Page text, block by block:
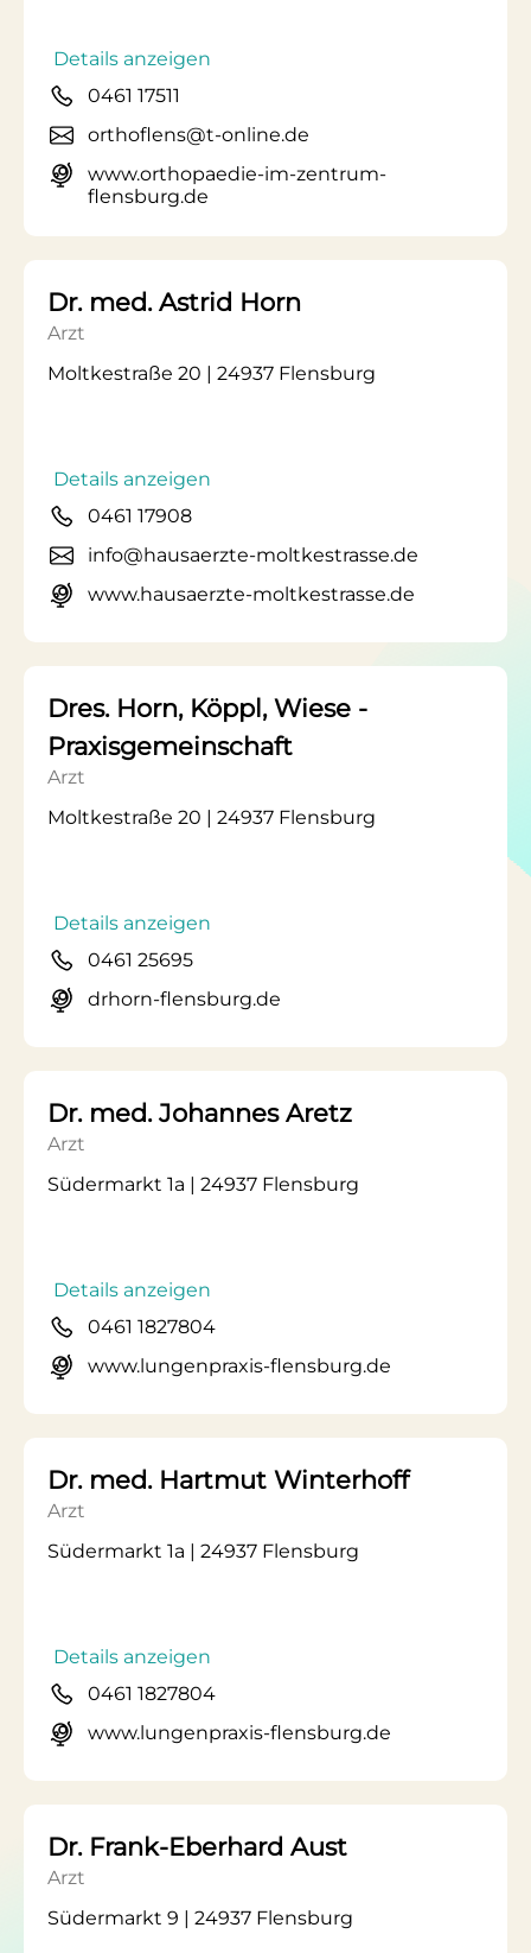
Details anzeigen
0461 17511
orthoflens@t-online.de
www.orthopaedie-im-zentrum-
flensburg.de
Dr. med. Astrid Horn
Arzt
Moltkestraße 20 | 24937 Flensburg
Details anzeigen
0461 17908
info@hausaerzte-moltkestrasse.de
www.hausaerzte-moltkestrasse.de
Dres. Horn, Köppl, Wiese -
Praxisgemeinschaft
Arzt
Moltkestraße 20 | 24937 Flensburg
Details anzeigen
0461 25695
drhorn-flensburg.de
Dr. med. Johannes Aretz
Arzt
Südermarkt 1a | 24937 Flensburg
Details anzeigen
0461 1827804
www.lungenpraxis-flensburg.de
Dr. med. Hartmut Winterhoff
Arzt
Südermarkt 1a | 24937 Flensburg
Details anzeigen
0461 1827804
www.lungenpraxis-flensburg.de
Dr. Frank-Eberhard Aust
Arzt
Südermarkt 9 | 24937 Flensburg